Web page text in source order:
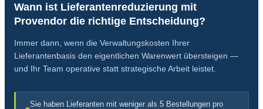
Wann ist Lieferantenreduzierung mit
Provendor die richtige Entscheidung?
Immer dann, wenn die Verwaltungskosten Ihrer
Lieferantenbasis den eigentlichen Warenwert übersteigen —
und Ihr Team operative statt strategische Arbeit leistet.
Sie haben Lieferanten mit weniger als 5 Bestellungen pro